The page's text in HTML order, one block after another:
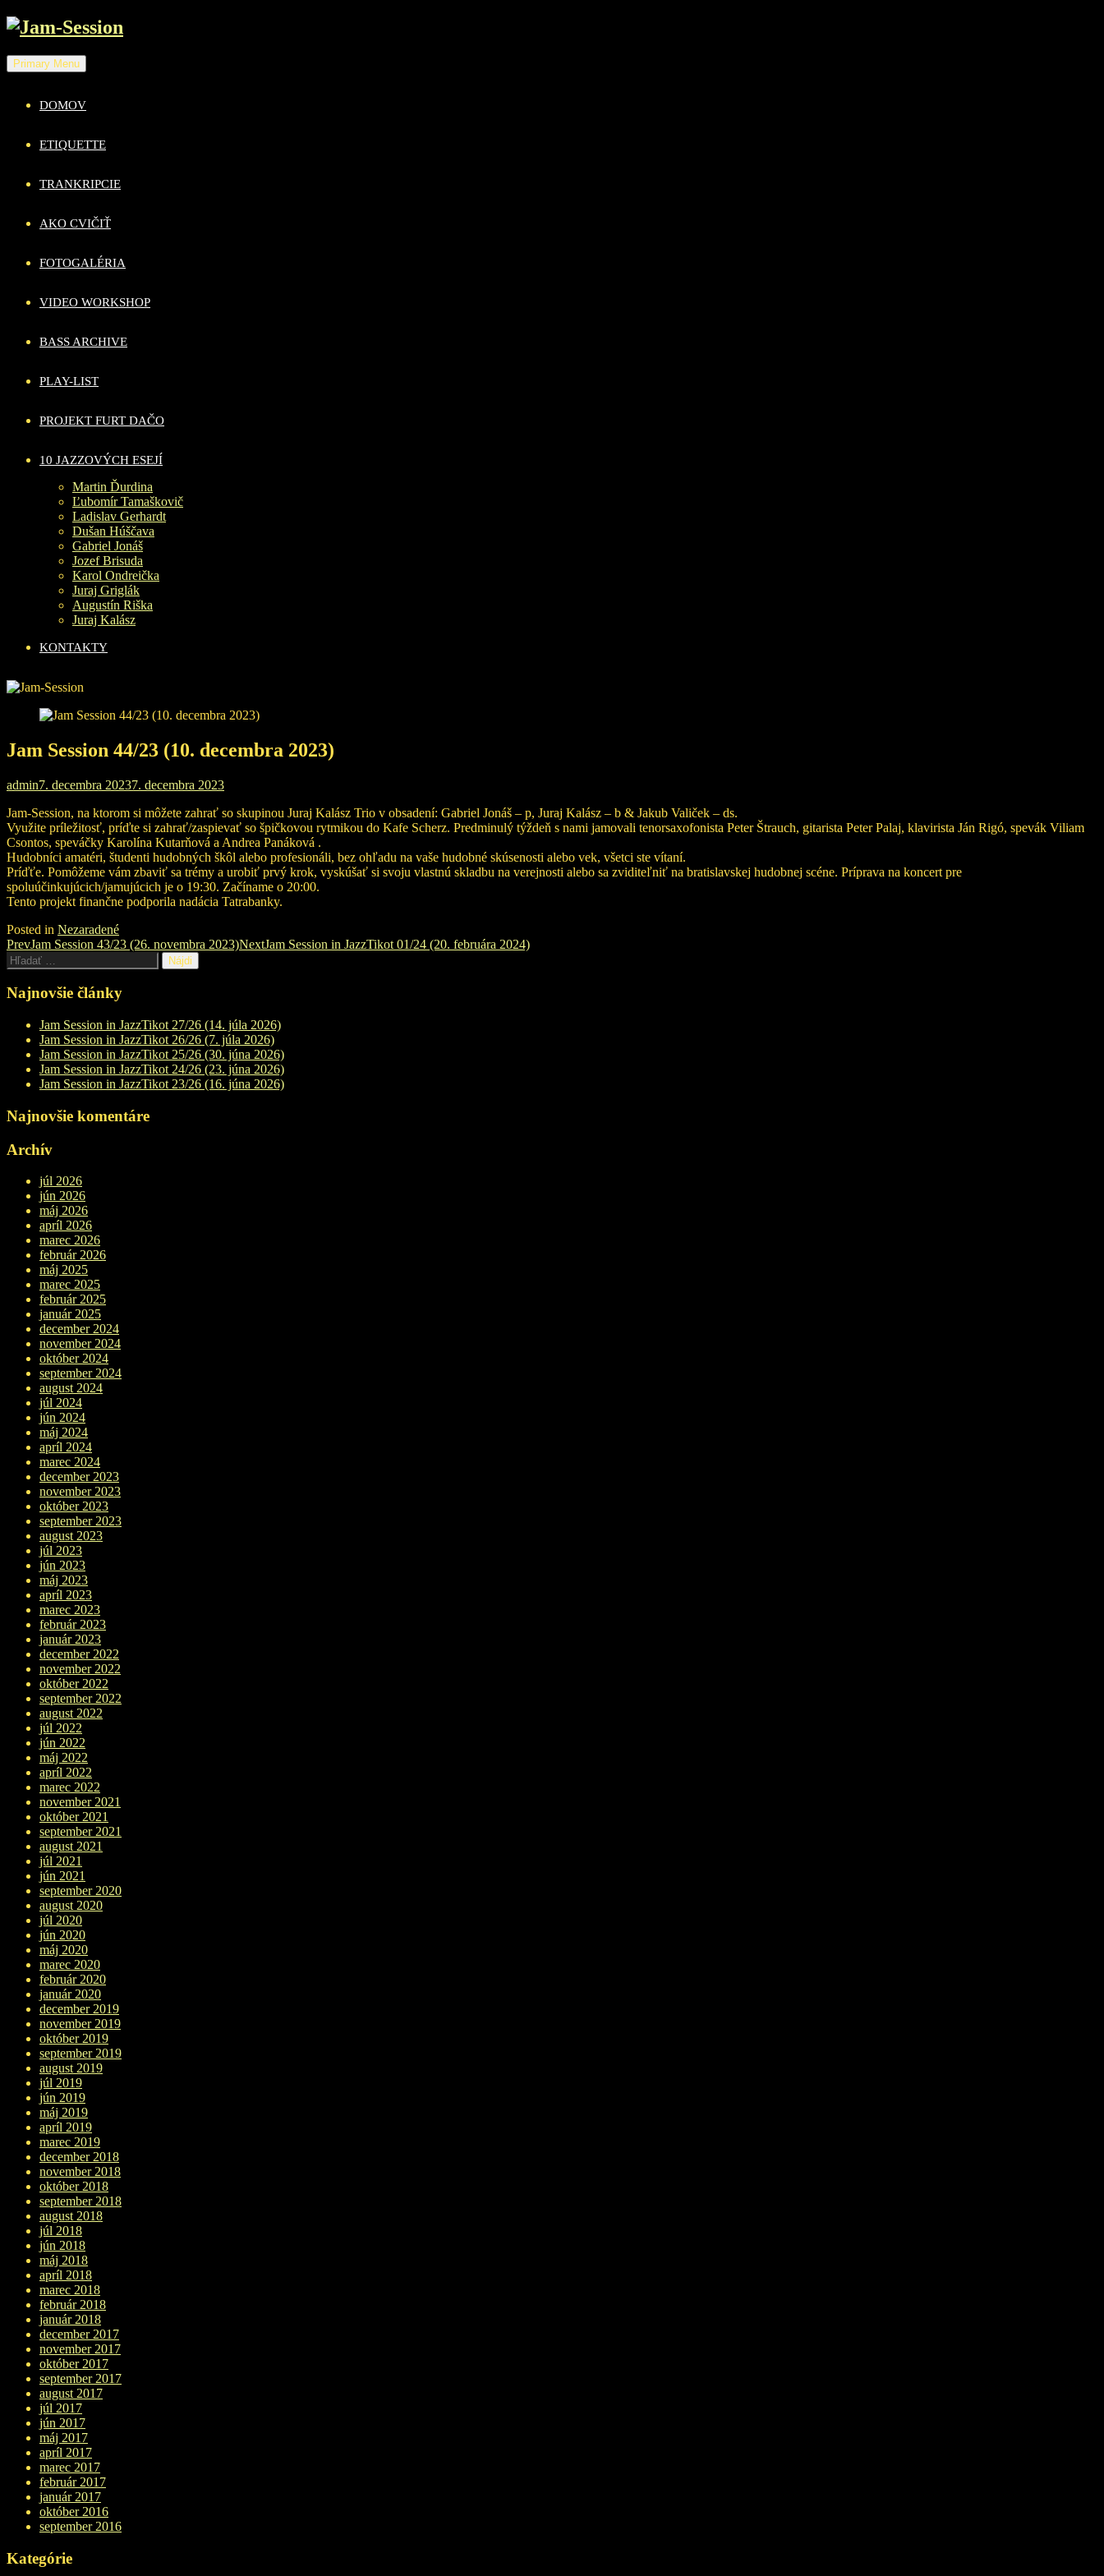
Skip
content
Primary Menu
DOMOV
ETIQUETTE
TRANKRIPCIE
AKO CVIČIŤ
FOTOGALÉRIA
VIDEO WORKSHOP
BASS ARCHIVE
PLAY-LIST
PROJEKT FURT DAČO
10 JAZZOVÝCH ESEJÍ
Martin Ďurdina
Ľubomír Tamaškovič
Ladislav Gerhardt
Dušan Húščava
Gabriel Jonáš
Jozef Brisuda
Karol Ondreička
Juraj Griglák
Augustín Riška
Juraj Kalász
KONTAKTY
Jam Session 44/23 (10. decembra 2023)
admin7. decembra 20237. decembra 2023
Jam-Session, na ktorom si môžete zahrať so skupinou Juraj Kalász Trio v obsadení: Gabriel Jonáš – p, Juraj Kalász – b & Jakub Valiček – ds.
Využite príležitosť, príďte si zahrať/zaspievať so špičkovou rytmikou do Kafe Scherz. Predminulý týždeň s nami jamovali tenorsaxofonista Peter Štrauch, gitarista Peter Palaj, klavirista Ján Rigó, spevák Viliam
Csontos, speváčky Karolína Kutarňová a Andrea Panáková .
Hudobníci amatéri, študenti hudobných škôl alebo profesionáli, bez ohľadu na vaše hudobné skúsenosti alebo vek, všetci ste vítaní.
Príďťe. Pomôžeme vám zbaviť sa trémy a urobiť prvý krok, vyskúšať si svoju vlastnú skladbu na verejnosti alebo sa zviditeľniť na bratislavskej hudobnej scéne. Príprava na koncert pre
spoluúčinkujúcich/jamujúcich je o 19:30. Začíname o 20:00.
Tento projekt finančne podporila nadácia Tatrabanky.
Posted in Nezaradené
Post
navigation
PrevJam Session 43/23 (26. novembra 2023)NextJam Session in JazzTikot 01/24 (20. februára 2024)
Hľadať:
Najnovšie články
Jam Session in JazzTikot 27/26 (14. júla 2026)
Jam Session in JazzTikot 26/26 (7. júla 2026)
Jam Session in JazzTikot 25/26 (30. júna 2026)
Jam Session in JazzTikot 24/26 (23. júna 2026)
Jam Session in JazzTikot 23/26 (16. júna 2026)
Najnovšie komentáre
Archív
júl 2026
jún 2026
máj 2026
apríl 2026
marec 2026
február 2026
máj 2025
marec 2025
február 2025
január 2025
december 2024
november 2024
október 2024
september 2024
august 2024
júl 2024
jún 2024
máj 2024
apríl 2024
marec 2024
december 2023
november 2023
október 2023
september 2023
august 2023
júl 2023
jún 2023
máj 2023
apríl 2023
marec 2023
február 2023
január 2023
december 2022
november 2022
október 2022
september 2022
august 2022
júl 2022
jún 2022
máj 2022
apríl 2022
marec 2022
november 2021
október 2021
september 2021
august 2021
júl 2021
jún 2021
september 2020
august 2020
júl 2020
jún 2020
máj 2020
marec 2020
február 2020
január 2020
december 2019
november 2019
október 2019
september 2019
august 2019
júl 2019
jún 2019
máj 2019
apríl 2019
marec 2019
december 2018
november 2018
október 2018
september 2018
august 2018
júl 2018
jún 2018
máj 2018
apríl 2018
marec 2018
február 2018
január 2018
december 2017
november 2017
október 2017
september 2017
august 2017
júl 2017
jún 2017
máj 2017
apríl 2017
marec 2017
február 2017
január 2017
október 2016
september 2016
Kategórie